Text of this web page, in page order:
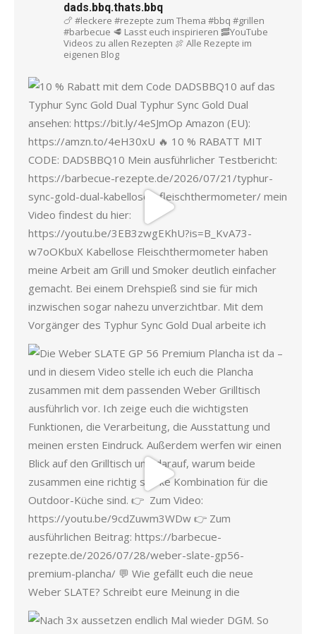
dads.bbq.thats.bbq
🍗 #leckere #rezepte zum Thema #bbq #grillen
#barbecue 🥩 Lasst euch inspirieren 🥓YouTube
Videos zu allen Rezepten 🍖 Alle Rezepte im
eigenen Blog